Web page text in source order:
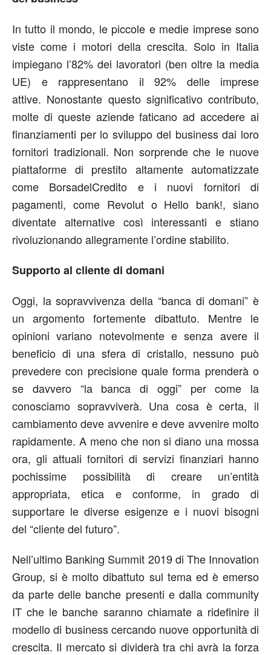
In tutto il mondo, le piccole e medie imprese sono
viste come i motori della crescita. Solo in Italia
impiegano l’82% dei lavoratori (ben oltre la media
UE) e rappresentano il 92% delle imprese
attive. Nonostante questo significativo contributo,
molte di queste aziende faticano ad accedere ai
finanziamenti per lo sviluppo del business dai loro
fornitori tradizionali. Non sorprende che le nuove
piattaforme di prestito altamente automatizzate
come BorsadelCredito e i nuovi fornitori di
pagamenti, come Revolut o Hello bank!, siano
diventate alternative così interessanti e stiano
rivoluzionando allegramente l’ordine stabilito.
Supporto al cliente di domani
Oggi, la sopravvivenza della “banca di domani” è
un argomento fortemente dibattuto. Mentre le
opinioni variano notevolmente e senza avere il
beneficio di una sfera di cristallo, nessuno può
prevedere con precisione quale forma prenderà o
se davvero “la banca di oggi” per come la
conosciamo sopravviverà. Una cosa è certa, il
cambiamento deve avvenire e deve avvenire molto
rapidamente. A meno che non si diano una mossa
ora, gli attuali fornitori di servizi finanziari hanno
pochissime possibilità di creare un’entità
appropriata, etica e conforme, in grado di
supportare le diverse esigenze e i nuovi bisogni
del “cliente del futuro”.
Nell’ultimo Banking Summit 2019 di The Innovation
Group, si è molto dibattuto sul tema ed è emerso
da parte delle banche presenti e dalla community
IT che le banche saranno chiamate a ridefinire il
modello di business cercando nuove opportunità di
crescita. Il mercato si dividerà tra chi avrà la forza